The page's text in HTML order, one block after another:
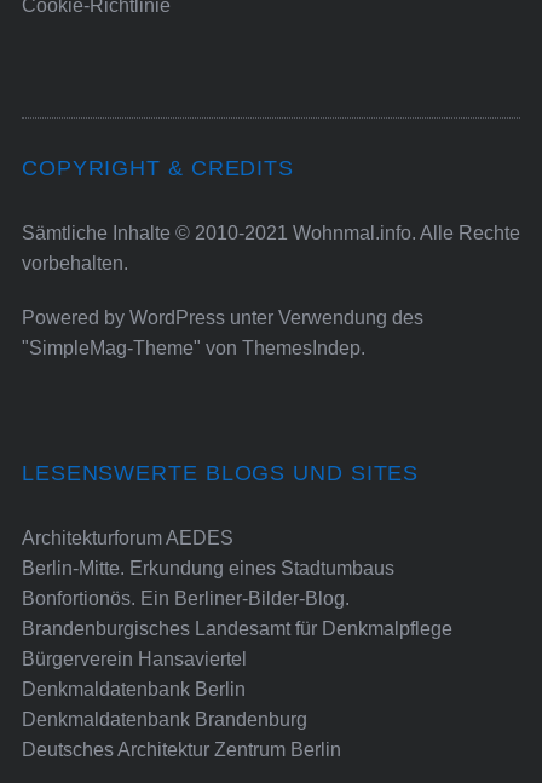
Cookie-Richtlinie
COPYRIGHT & CREDITS
Sämtliche Inhalte © 2010-2021 Wohnmal.info. Alle Rechte
vorbehalten.
Powered by WordPressunter Verwendung des
"SimpleMag-Theme" von ThemesIndep.
LESENSWERTE BLOGS UND SITES
Architekturforum AEDES
Berlin-Mitte. Erkundung eines Stadtumbaus
Bonfortionös. Ein Berliner-Bilder-Blog.
Brandenburgisches Landesamt für Denkmalpflege
Bürgerverein Hansaviertel
Denkmaldatenbank Berlin
Denkmaldatenbank Brandenburg
Deutsches Architektur Zentrum Berlin